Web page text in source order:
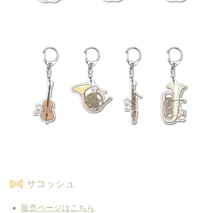
サコッシュ
販売ページはこちら